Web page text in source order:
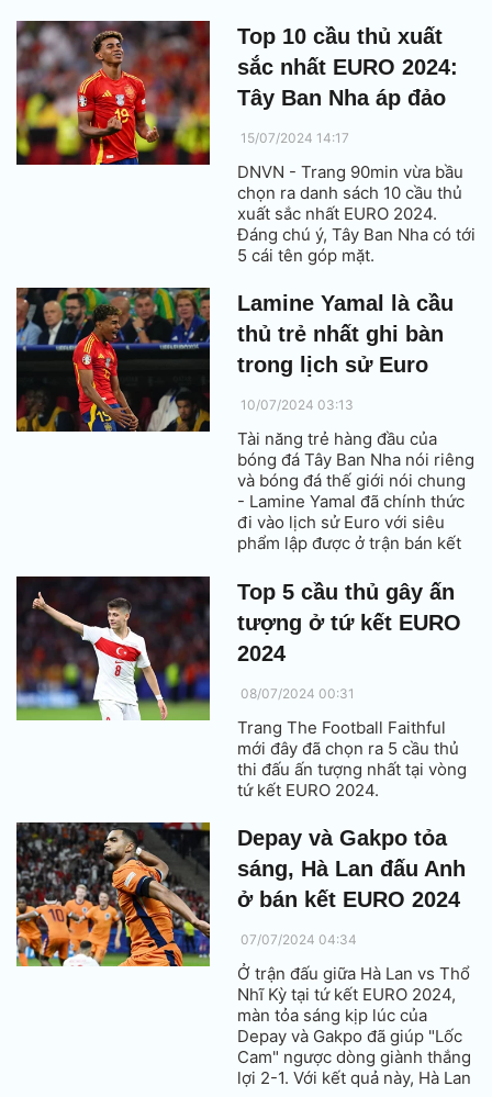
Top 10 cầu thủ xuất
sắc nhất EURO 2024:
Tây Ban Nha áp đảo
15/07/2024 14:17
DNVN - Trang 90min vừa bầu
chọn ra danh sách 10 cầu thủ
xuất sắc nhất EURO 2024.
Đáng chú ý, Tây Ban Nha có tới
5 cái tên góp mặt.
Lamine Yamal là cầu
thủ trẻ nhất ghi bàn
trong lịch sử Euro
10/07/2024 03:13
Tài năng trẻ hàng đầu của
bóng đá Tây Ban Nha nói riêng
và bóng đá thế giới nói chung
- Lamine Yamal đã chính thức
đi vào lịch sử Euro với siêu
phẩm lập được ở trận bán kết
Top 5 cầu thủ gây ấn
tượng ở tứ kết EURO
2024
08/07/2024 00:31
Trang The Football Faithful
mới đây đã chọn ra 5 cầu thủ
thi đấu ấn tượng nhất tại vòng
tứ kết EURO 2024.
Depay và Gakpo tỏa
sáng, Hà Lan đấu Anh
ở bán kết EURO 2024
07/07/2024 04:34
Ở trận đấu giữa Hà Lan vs Thổ
Nhĩ Kỳ tại tứ kết EURO 2024,
màn tỏa sáng kịp lúc của
Depay và Gakpo đã giúp "Lốc
Cam" ngược dòng giành thắng
lợi 2-1. Với kết quả này, Hà Lan